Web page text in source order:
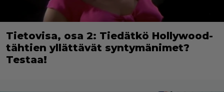
Tietovisa, osa 2: Tiedätkö Hollywood-
tähtien yllättävät syntymänimet?
Testaa!